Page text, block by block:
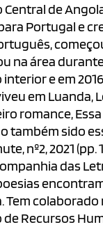
de
Portugal e
na área durante
e em
em Luanda,
romance,
também sido
nº2, 2021 (pp.
das
Recursos